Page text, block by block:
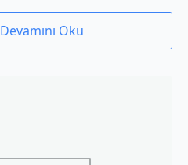
Devamını Oku